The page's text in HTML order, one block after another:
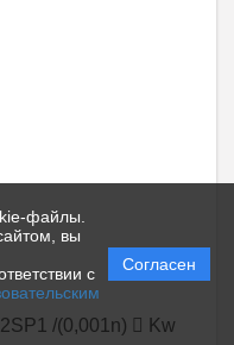
файлы.
вы
с
Согласен
/(0,001n)  Kw